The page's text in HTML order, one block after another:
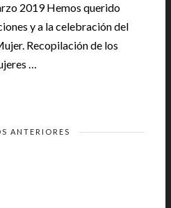
2019 Hemos querido
y a la celebración del
Recopilación de los
…
ANTERIORES